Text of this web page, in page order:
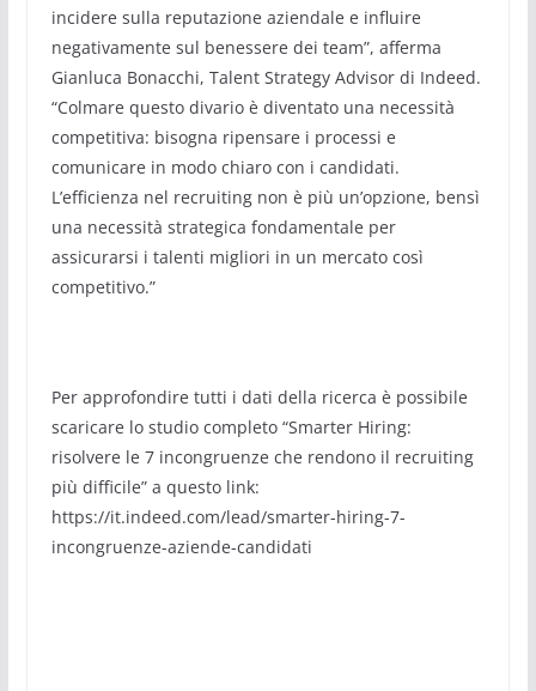
incidere sulla reputazione aziendale e influire
negativamente sul benessere dei team”, afferma
Gianluca Bonacchi, Talent Strategy Advisor di Indeed.
“Colmare questo divario è diventato una necessità
competitiva: bisogna ripensare i processi e
comunicare in modo chiaro con i candidati.
L’efficienza nel recruiting non è più un’opzione, bensì
una necessità strategica fondamentale per
assicurarsi i talenti migliori in un mercato così
competitivo.”
Per approfondire tutti i dati della ricerca è possibile
scaricare lo studio completo “Smarter Hiring:
risolvere le 7 incongruenze che rendono il recruiting
più difficile” a questo link:
https://it.indeed.com/lead/smarter-hiring-7-
incongruenze-aziende-candidati